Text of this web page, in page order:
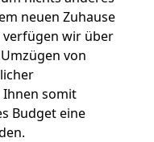
neuen Zuhause
wir über
von
somit
Budget eine